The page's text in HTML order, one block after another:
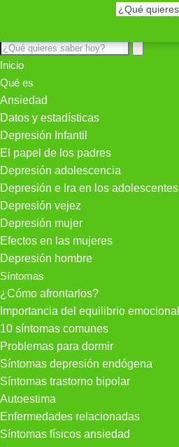
Inicio
Qué es
Ansiedad
Datos y estadísticas
Depresión Infantil
El papel de los padres
Depresión adolescencia
Depresión e Ira en los adolescentes
Depresión vejez
Depresión mujer
Efectos en las mujeres
Depresión hombre
Síntomas
¿Cómo afrontarlos?
Importancia del equilibrio emocional
10 síntomas comunes
Problemas para dormir
Síntomas depresión endógena
Síntomas trastorno bipolar
Autoestima
Enfermedades relacionadas
Síntomas físicos ansiedad